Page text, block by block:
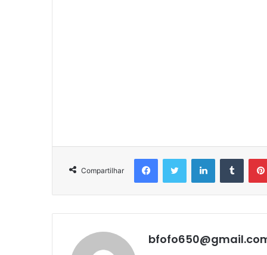
Compartilhar
FacebookTwitter Linkedin